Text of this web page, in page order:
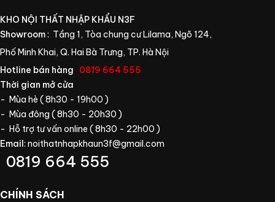
KHO NỘI THẤT NHẬP KHẨU N3F
Showroom: Tầng 1, Tòa chung cư Lilama, Ngõ 124,
Phố Minh Khai, Q. Hai Bà Trưng, TP. Hà Nội
Hotline bán hàng
0819 664 555
Thời gian mở cửa
- Mùa hè ( 8h30 - 19h00 )
- Mùa đông ( 8h30 - 20h30 )
- Hỗ trợ tư vấn online ( 8h30 - 22h00 )
Email: noithatnhapkhaun3f@gmail.com
0819 664 555
CHÍNH SÁCH